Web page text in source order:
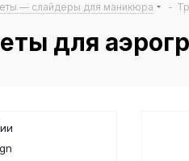
— слайдеры для маникюра -
для